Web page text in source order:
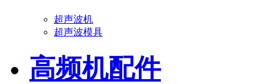
超声波机
超声波模具
高频机配件